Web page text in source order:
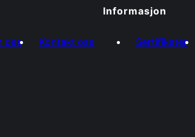
oss Kontakt oss
Informasjon
Sertifikater